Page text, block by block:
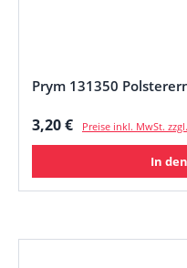
Prym 131350
Regulärer Preis:
3,20 € Preise inkl. MwSt.
In